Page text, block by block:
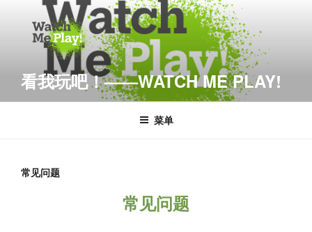
看我玩吧！——WATCH ME PLAY!
菜单
常见问题
常见问题